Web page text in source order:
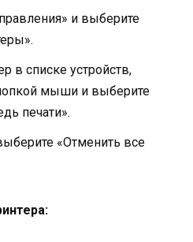
и выберите
в списке устройств,
мыши и выберите
печати».
«Отменить все